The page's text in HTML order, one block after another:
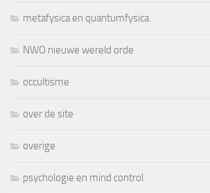
metafysica en quantumfysica
NWO nieuwe wereld orde
occultisme
over de site
overige
psychologie en mind control